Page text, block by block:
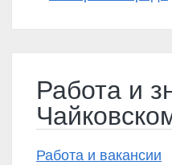
Работа и
Работа и вакансии